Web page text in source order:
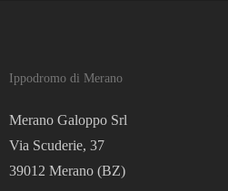
Ippodromo di Merano
Merano Galoppo Srl
Via Scuderie, 37
39012 Merano (BZ)